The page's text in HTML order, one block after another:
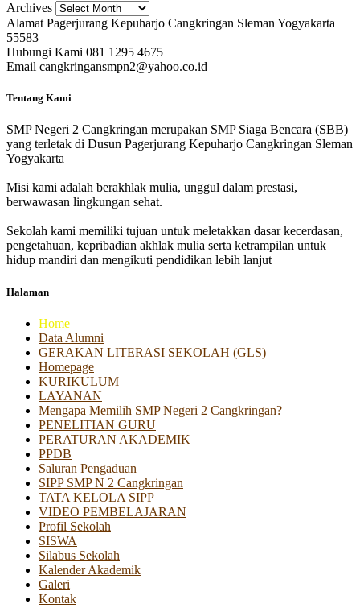
Archives
Alamat Pagerjurang Kepuharjo Cangkringan Sleman Yogyakarta
55583
Hubungi Kami 081 1295 4675
Email cangkringansmpn2@yahoo.co.id
Tentang Kami
SMP Negeri 2 Cangkringan merupakan SMP Siaga Bencara (SBB)
yang terletak di Dusun Pagerjurang Kepuharjo Cangkringan Sleman
Yogyakarta
Misi kami adalah berakhlak mulia, unggul dalam prestasi,
berwawasan lingkungan sehat.
Sekolah kami memiliki tujuan untuk meletakkan dasar kecerdasan,
pengetahuan, kepribadian akhlak mulia serta ketrampilan untuk
hidup mandiri dan mengikuti pendidikan lebih lanjut
Halaman
Home
Data Alumni
GERAKAN LITERASI SEKOLAH (GLS)
Homepage
KURIKULUM
LAYANAN
Mengapa Memilih SMP Negeri 2 Cangkringan?
PENELITIAN GURU
PERATURAN AKADEMIK
PPDB
Saluran Pengaduan
SIPP SMP N 2 Cangkringan
TATA KELOLA SIPP
VIDEO PEMBELAJARAN
Profil Sekolah
SISWA
Silabus Sekolah
Kalender Akademik
Galeri
Kontak